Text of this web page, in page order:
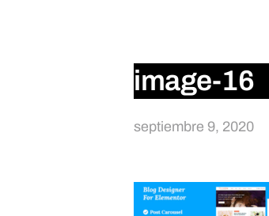
image-16
septiembre 9, 2020